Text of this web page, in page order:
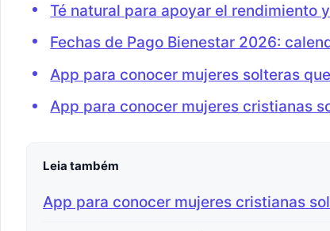
Té natural para apoyar el rendimiento
Fechas de Pago Bienestar 2026:
App para conocer mujeres solteras
App para conocer mujeres cristianas
Leia também
App para conocer mujeres cristianas